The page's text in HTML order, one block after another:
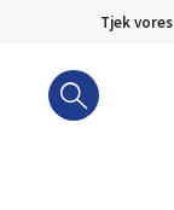
Tjek
indhold